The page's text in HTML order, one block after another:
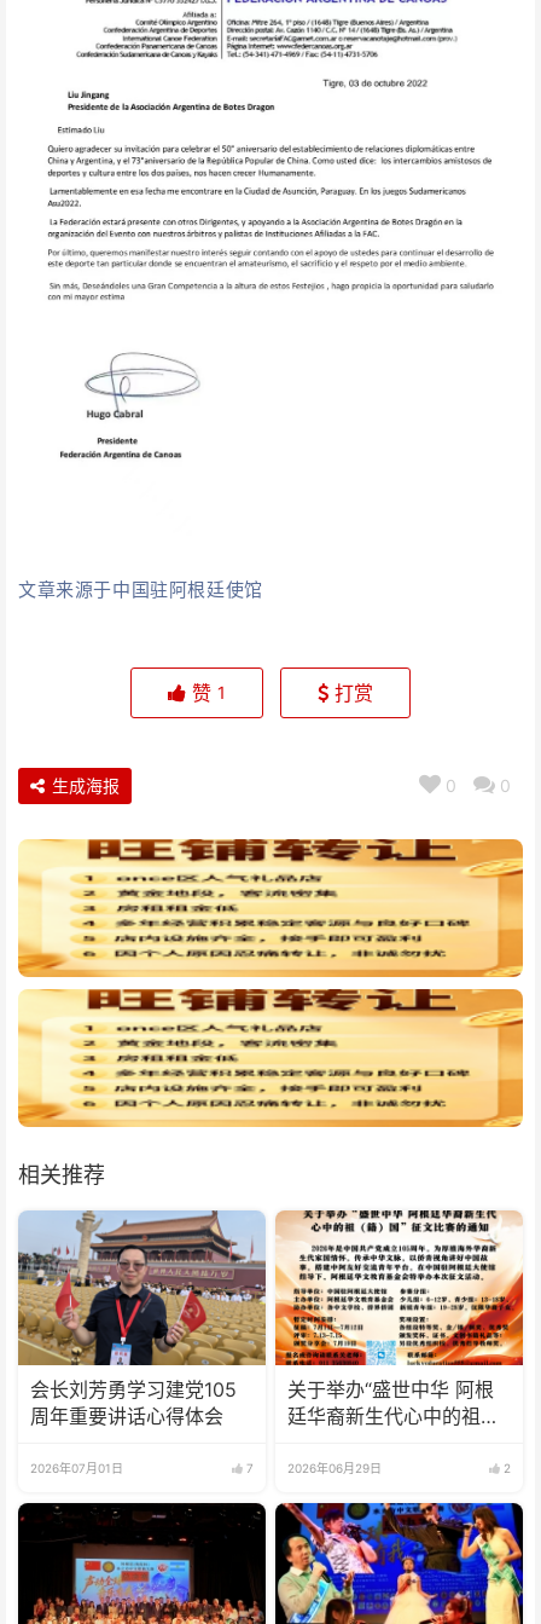
文章来源于中国驻阿根廷使馆
赞 1 打赏
0 0
生成海报
相关推荐
会长刘芳勇学习建党105
周年重要讲话心得体会
2026年07月01日 7
关于举办“盛世中华 阿根
廷华裔新生代心中的祖
2026年06月29日 2